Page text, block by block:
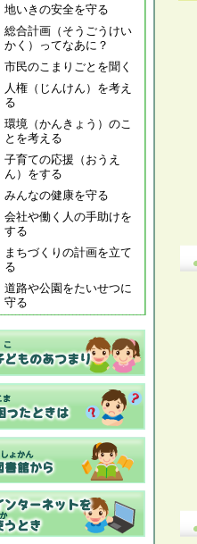
地いきの安全を守る
総合計画（そうごうけい
かく）ってなあに？
市民のこまりごとを聞く
人権（じんけん）を考え
る
環境（かんきょう）のこ
とを考える
子育ての応援（おうえ
ん）をする
みんなの健康を守る
会社や働く人の手助けを
する
まちづくりの計画を立て
る
道路や公園をたいせつに
守る